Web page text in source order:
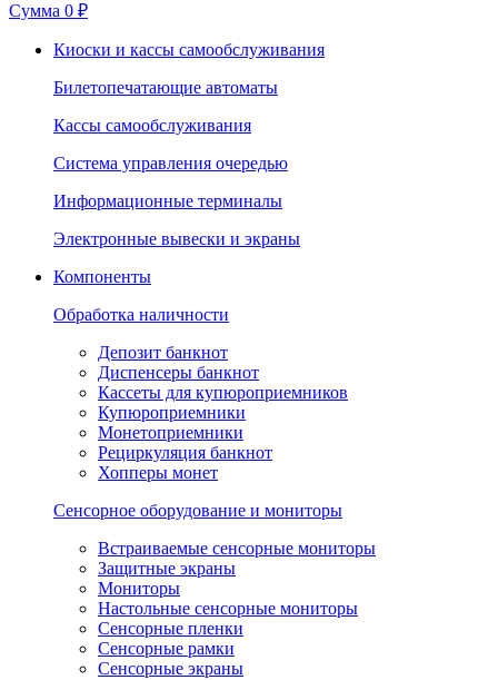
Сумма 0 ₽
Киоски и кассы самообслуживания
Билетопечатающие автоматы
Кассы самообслуживания
Система управления очередью
Информационные терминалы
Электронные вывески и экраны
Компоненты
Обработка наличности
Депозит банкнот
Диспенсеры банкнот
Кассеты для купюроприемников
Купюроприемники
Монетоприемники
Рециркуляция банкнот
Хопперы монет
Сенсорное оборудование и мониторы
Встраиваемые сенсорные мониторы
Защитные экраны
Мониторы
Настольные сенсорные мониторы
Сенсорные пленки
Сенсорные рамки
Сенсорные экраны